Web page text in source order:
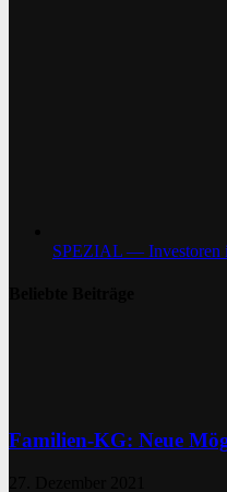
SPEZIAL — Investoren
Familien-KG: Neue